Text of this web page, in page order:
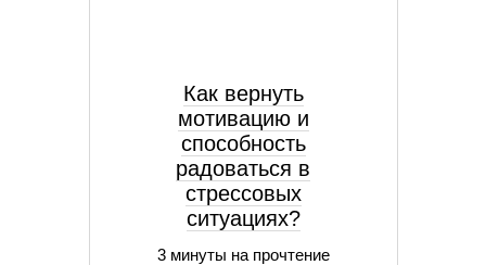
Как вернуть
мотивацию и
способность
радоваться в
стрессовых
ситуациях?
3 минуты на прочтение